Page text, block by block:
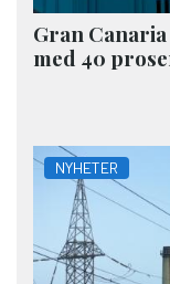
Gran
med 40
NYHETER